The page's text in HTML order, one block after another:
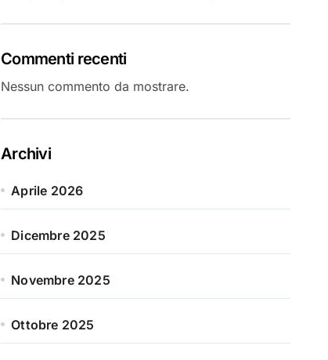
Commenti recenti
Nessun commento da mostrare.
Archivi
Aprile 2026
Dicembre 2025
Novembre 2025
Ottobre 2025